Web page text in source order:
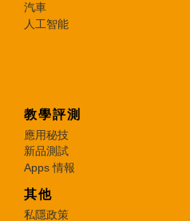
汽車
人工智能
教學評測
應用秘技
新品測試
Apps 情報
其他
私隱政策